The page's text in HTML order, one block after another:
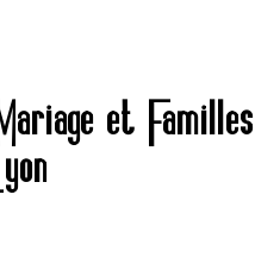
et Familles
Lyon